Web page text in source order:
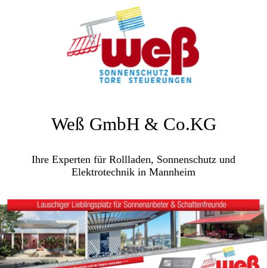
Weß GmbH & Co.KG
Ihre Experten für Rollladen, Sonnenschutz und
Elektrotechnik in Mannheim